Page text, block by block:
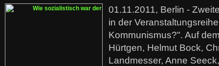
01.11.2011, Berlin -
in der
Kommunismus?". Auf
Hürtgen, Helmut Bock,
Landmesser, Anne